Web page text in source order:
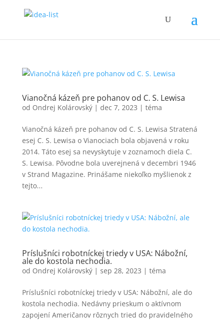
Vianočná kázeň pre pohanov od C. S. Lewisa
od Ondrej Kolárovský| dec 7, 2023 | téma
Vianočná kázeň pre pohanov od C. S. Lewisa Stratená
esej C. S. Lewisa o Vianociach bola objavená v roku
2014. Táto esej sa nevyskytuje v zoznamoch diela C.
S. Lewisa. Pôvodne bola uverejnená v decembri 1946
v Strand Magazine. Prinášame niekoľko myšlienok z
tejto...
Príslušníci robotníckej triedy v USA: Nábožní,
ale do kostola nechodia.
od Ondrej Kolárovský| sep 28, 2023 | téma
Príslušníci robotníckej triedy v USA: Nábožní, ale do
kostola nechodia. Nedávny prieskum o aktívnom
zapojení Američanov rôznych tried do pravidelného